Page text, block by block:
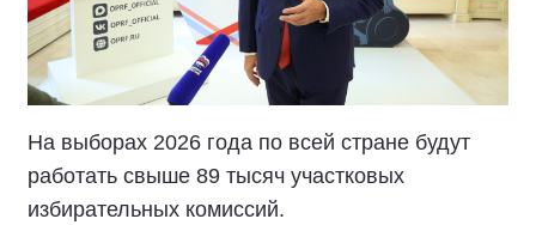
На выборах 2026 года по всей стране будут
работать свыше 89 тысяч участковых
избирательных комиссий.